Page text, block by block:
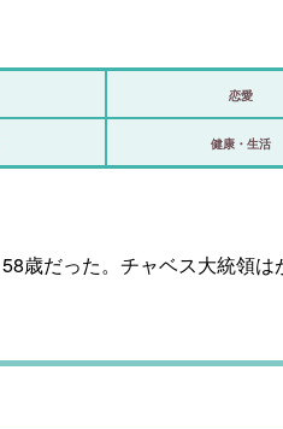
恋愛
健康・生活
歳だった。チャベス大統領は